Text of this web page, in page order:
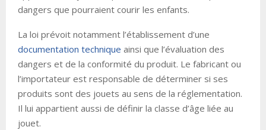
dangers que pourraient courir les enfants.
La loi prévoit notamment l’établissement d’une
documentation technique ainsi que l’évaluation des
dangers et de la conformité du produit. Le fabricant ou
l’importateur est responsable de déterminer si ses
produits sont des jouets au sens de la réglementation.
Il lui appartient aussi de définir la classe d’âge liée au
jouet.